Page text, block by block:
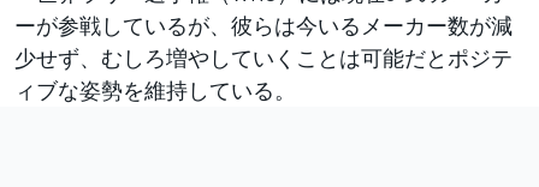
ーが参戦しているが、彼らは今いるメーカー数が減
少せず、むしろ増やしていくことは可能だとポジテ
ィブな姿勢を維持している。